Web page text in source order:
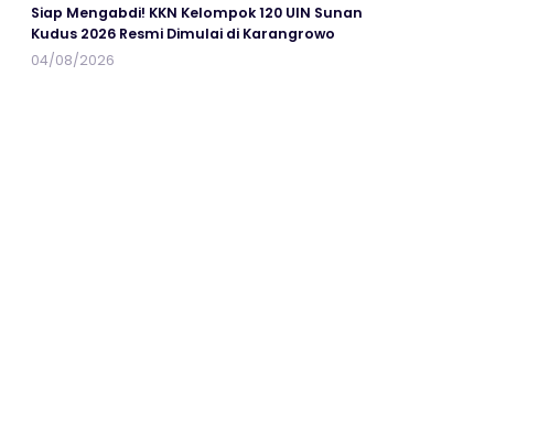
Siap Mengabdi! KKN Kelompok 120 UIN Sunan
Kudus 2026 Resmi Dimulai di Karangrowo
04/08/2026